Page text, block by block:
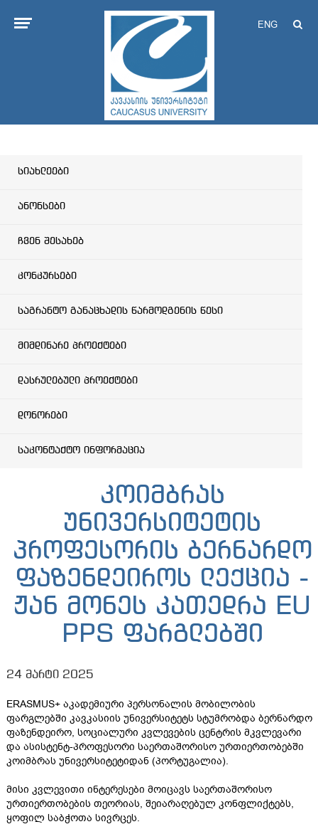
ENG
სიახლეები
ანონსები
ჩვენ შესახებ
კონკურსები
საგრანტო განაცხადის წარმოდგენის წესი
მიმდინარე პროექტები
დასრულებული პროექტები
დონორები
საკონტაქტო ინფორმაცია
კოიმბრას
უნივერსიტეტის
პროფესორის ბერნარდო
ფაზენდეიროს ლექცია -
ჟან მონეს კათედრა EU
PPS ფარგლებში
24 მარტი 2025
ERASMUS+ აკადემიური პერსონალის მობილობის
ფარგლებში კავკასიის უნივერსიტეტს სტუმრობდა ბერნარდო
ფაზენდეირო, სოციალური კვლევების ცენტრის მკვლევარი
და ასისტენტ-პროფესორი საერთაშორისო ურთიერთობებში
კოიმბრას უნივერსიტეტიდან (პორტუგალია).
მისი კვლევითი ინტერესები მოიცავს საერთაშორისო
ურთიერთობების თეორიას, შეიარაღებულ კონფლიქტებს,
ყოფილ საბჭოთა სივრცეს.